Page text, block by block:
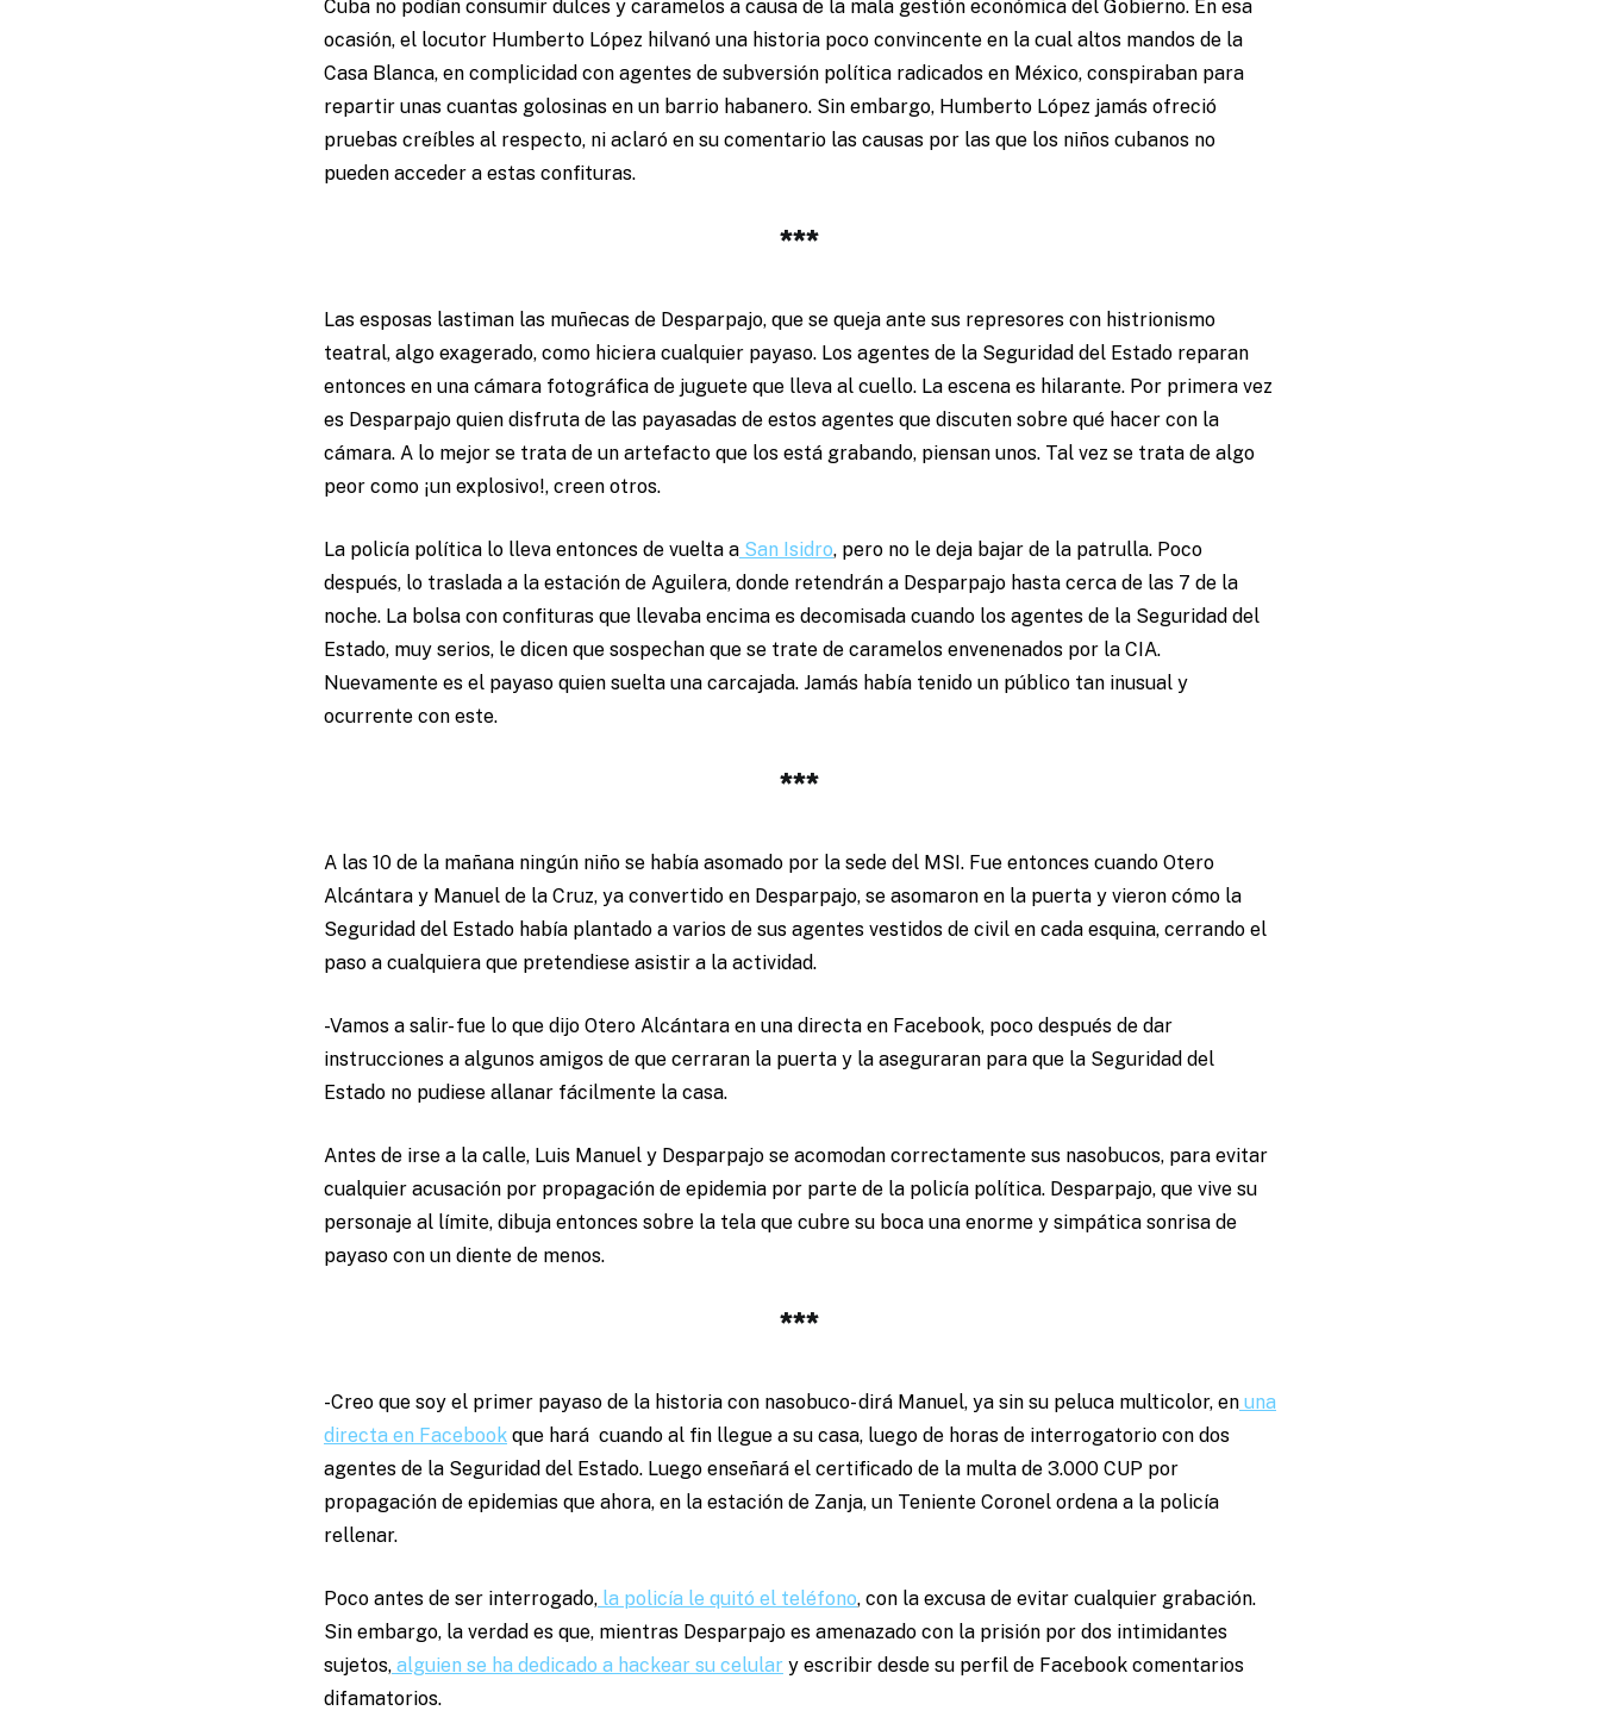
Cuba no podían consumir dulces y caramelos a causa de la mala gestión económica del Gobierno. En esa
ocasión, el locutor Humberto López hilvanó una historia poco convincente en la cual altos mandos de la
Casa Blanca, en complicidad con agentes de subversión política radicados en México, conspiraban para
repartir unas cuantas golosinas en un barrio habanero. Sin embargo, Humberto López jamás ofreció
pruebas creíbles al respecto, ni aclaró en su comentario las causas por las que los niños cubanos no
pueden acceder a estas confituras.
***
Las esposas lastiman las muñecas de Desparpajo, que se queja ante sus represores con histrionismo
teatral, algo exagerado, como hiciera cualquier payaso. Los agentes de la Seguridad del Estado reparan
entonces en una cámara fotográfica de juguete que lleva al cuello. La escena es hilarante. Por primera vez
es Desparpajo quien disfruta de las payasadas de estos agentes que discuten sobre qué hacer con la
cámara. A lo mejor se trata de un artefacto que los está grabando, piensan unos. Tal vez se trata de algo
peor como ¡un explosivo!, creen otros.
La policía política lo lleva entonces de vuelta a San Isidro, pero no le deja bajar de la patrulla. Poco
después, lo traslada a la estación de Aguilera, donde retendrán a Desparpajo hasta cerca de las 7 de la
noche. La bolsa con confituras que llevaba encima es decomisada cuando los agentes de la Seguridad del
Estado, muy serios, le dicen que sospechan que se trate de caramelos envenenados por la CIA.
Nuevamente es el payaso quien suelta una carcajada. Jamás había tenido un público tan inusual y
ocurrente con este.
***
A las 10 de la mañana ningún niño se había asomado por la sede del MSI. Fue entonces cuando Otero
Alcántara y Manuel de la Cruz, ya convertido en Desparpajo, se asomaron en la puerta y vieron cómo la
Seguridad del Estado había plantado a varios de sus agentes vestidos de civil en cada esquina, cerrando el
paso a cualquiera que pretendiese asistir a la actividad.
-Vamos a salir- fue lo que dijo Otero Alcántara en una directa en Facebook, poco después de dar
instrucciones a algunos amigos de que cerraran la puerta y la aseguraran para que la Seguridad del
Estado no pudiese allanar fácilmente la casa.
Antes de irse a la calle, Luis Manuel y Desparpajo se acomodan correctamente sus nasobucos, para evitar
cualquier acusación por propagación de epidemia por parte de la policía política. Desparpajo, que vive su
personaje al límite, dibuja entonces sobre la tela que cubre su boca una enorme y simpática sonrisa de
payaso con un diente de menos.
***
-Creo que soy el primer payaso de la historia con nasobuco- dirá Manuel, ya sin su peluca multicolor, en una
directa en Facebookque hará cuando al fin llegue a su casa, luego de horas de interrogatorio con dos
agentes de la Seguridad del Estado. Luego enseñará el certificado de la multa de 3.000 CUP por
propagación de epidemias que ahora, en la estación de Zanja, un Teniente Coronel ordena a la policía
rellenar.
Poco antes de ser interrogado, la policía le quitó el teléfono, con la excusa de evitar cualquier grabación.
Sin embargo, la verdad es que, mientras Desparpajo es amenazado con la prisión por dos intimidantes
sujetos, alguien se ha dedicado a hackear su celulary escribir desde su perfil de Facebook comentarios
difamatorios.